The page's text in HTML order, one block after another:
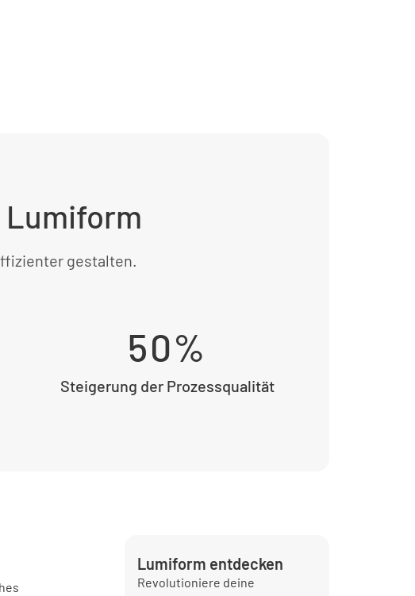
gestalten.
50%
Steigerung der Prozessqualität
Lumiform entdecken
Revolutioniere deine